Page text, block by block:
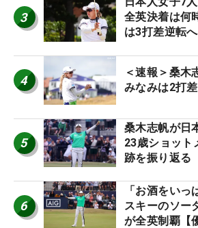
3
全英決着は
は3打差逆転へ
4
＜速報＞桑
みなみは2打
5
桑木志帆が日
23歳ショット
跡を振り返る
6
「お酒をい
スキーのソ
が全英制覇【